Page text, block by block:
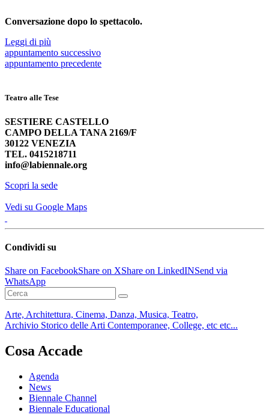
Conversazione dopo lo spettacolo.
Leggi di più
appuntamento successivo
appuntamento precedente
Teatro alle Tese
SESTIERE CASTELLO
CAMPO DELLA TANA 2169/F
30122 VENEZIA
TEL. 0415218711
info@labiennale.org
Scopri la sede
Vedi su Google Maps
Condividi su
Share on FacebookShare on XShare on LinkedINSend via
WhatsApp
Arte, Architettura, Cinema, Danza, Musica, Teatro,
Archivio Storico delle Arti Contemporanee, College, etc etc...
Cosa Accade
Agenda
News
Biennale Channel
Biennale Educational